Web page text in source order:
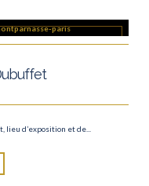
d’exposition et de...